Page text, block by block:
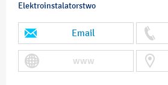
Elektroinstalatorstwo
Email
www